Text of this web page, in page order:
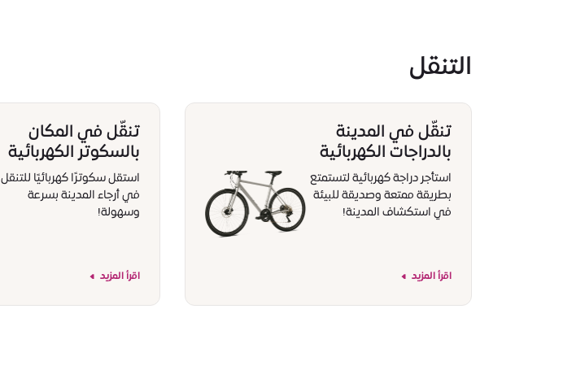
التنقل
تنقّل في المدينة
بالدراجات الكهربائية
استأجر دراجة كهربائية لتستمتع
بطريقة ممتعة وصديقة للبيئة
في استكشاف المدينة!
اقرأ المزيد
تنقّل في المكان
بالسكوتر الكهربائية
استقل سكوترًا كهربائيًا للتنقل
في أرجاء المدينة بسرعة
وسهولة!
اقرأ المزيد